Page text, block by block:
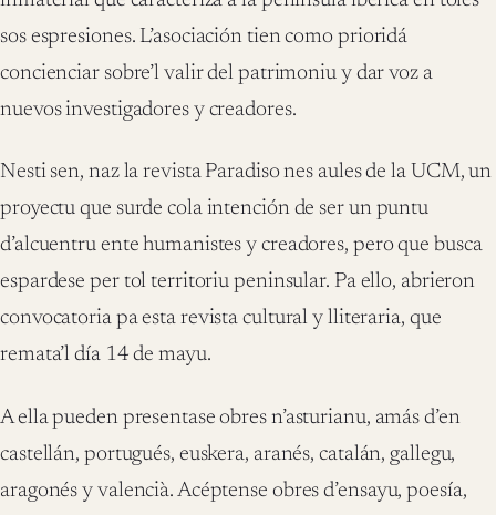
sos espresiones. L’asociación tien como prioridá
concienciar sobre’l valir del patrimoniu y dar voz a
nuevos investigadores y creadores.
Nesti sen, naz la revista Paradiso nes aules de la UCM, un
proyectu que surde cola intención de ser un puntu
d’alcuentru ente humanistes y creadores, pero que busca
espardese per tol territoriu peninsular. Pa ello, abrieron
convocatoria pa esta revista cultural y lliteraria, que
remata’l día 14 de mayu.
A ella pueden presentase obres n’asturianu, amás d’en
castellán, portugués, euskera, aranés, catalán, gallegu,
aragonés y valencià. Acéptense obres d’ensayu, poesía,